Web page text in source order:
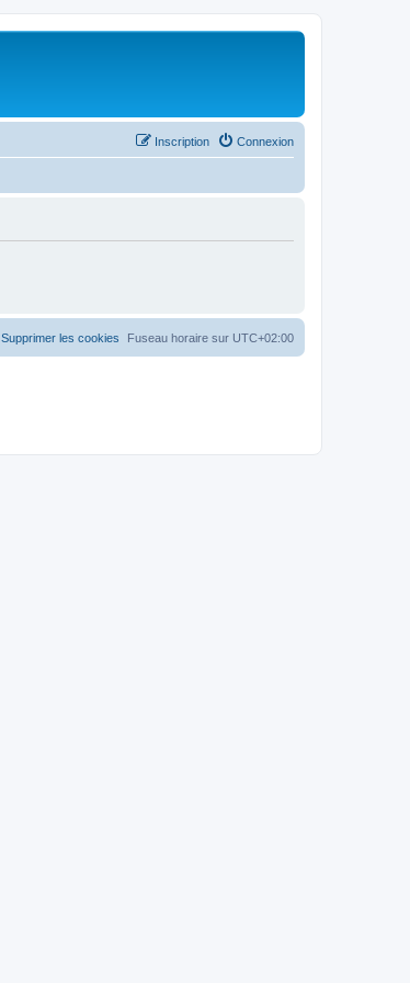
Connexion
Inscription
Fuseau horaire sur UTC+02:00
Supprimer les cookies